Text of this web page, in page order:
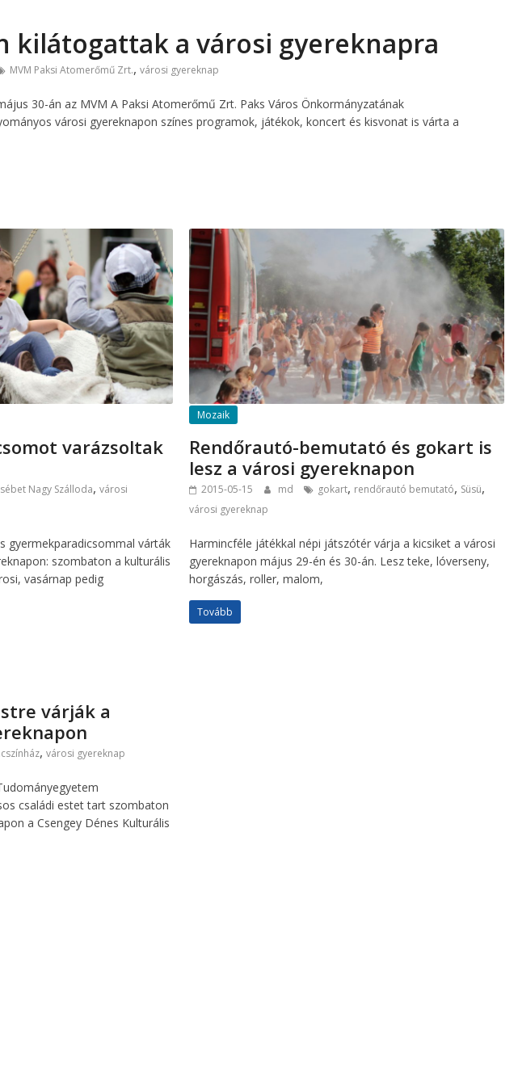
kilátogattak a városi gyereknapra
MVM Paksi Atomerőmű Zrt., városi gyereknap
30-án az MVM A Paksi Atomerőmű Zrt. Paks Város Önkormányzatának
városi gyereknapon színes programok, játékok, koncert és kisvonat is várta a
varázsoltak
Nagy Szálloda, városi
gyermekparadicsommal várták
szombaton a kulturális
vasárnap pedig
Mozaik
Rendőrautó-bemutató és gokart is
lesz a városi gyereknapon
2015-05-15 md gokart, rendőrautó bemutató, Süsü,
városi gyereknap
Harmincféle játékkal népi játszótér várja a kicsiket a városi
gyereknapon május 29-én és 30-án. Lesz teke, lóverseny,
horgászás, roller, malom,
Tovább
várják a
, városi gyereknap
családi estet tart szombaton
a Csengey Dénes Kulturális